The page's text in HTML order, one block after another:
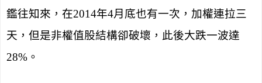
鑑往知來，在2014年4月底也有一次，加權連拉三
天，但是非權值股結構卻破壞，此後大跌一波達
28% 。